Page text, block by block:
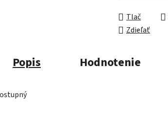
Tlač
Zdieľať
Popis Hodnotenie